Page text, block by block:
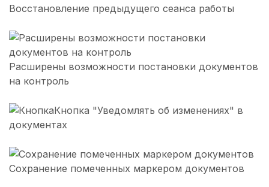
Восстановление предыдущего сеанса работы
Расширены возможности постановки документов
на контроль
Кнопка "Уведомлять об изменениях" в
документах
Сохранение помеченных маркером документов